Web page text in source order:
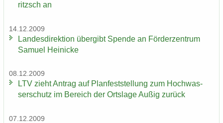
ritzsch an
14.12.2009
Lan­des­di­rek­ti­on über­gibt Spen­de an För­der­zen­trum
Sa­mu­el Hei­ni­cke
08.12.2009
LTV zieht An­trag auf Plan­fest­stel­lung zum Hoch­was­
ser­schutz im Be­reich der Orts­la­ge Außig zu­rück
07.12.2009